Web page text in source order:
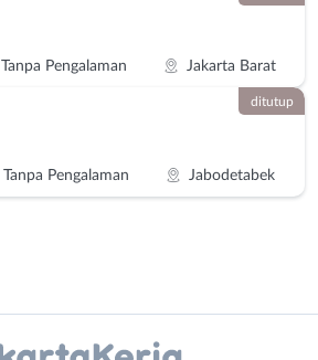
Tanpa Pengalaman Jakarta Barat
Tanpa Pengalaman Jabodetabek
ditutup
X - Twitter Telegram